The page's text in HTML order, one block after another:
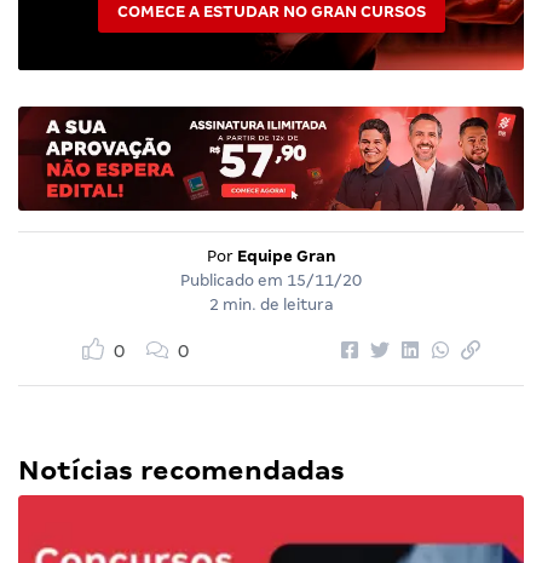
COMECE A ESTUDAR NO GRAN CURSOS
Por Equipe Gran
Publicado em 15/11/20
2 min. de leitura
0 0
Notícias recomendadas